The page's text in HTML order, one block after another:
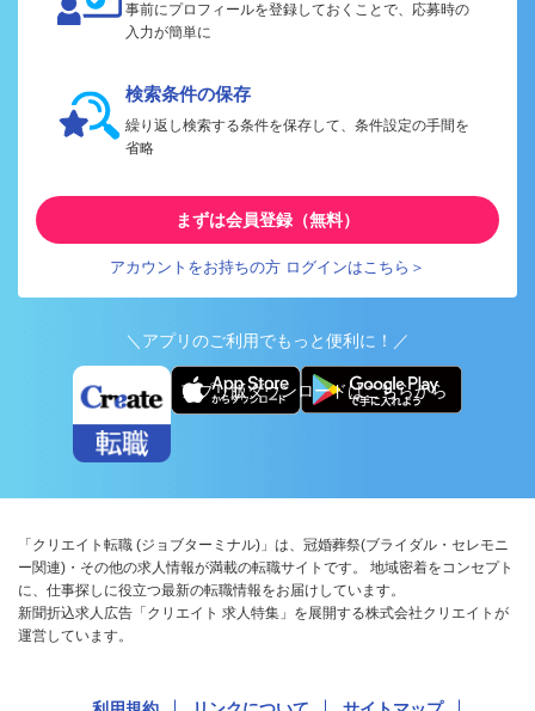
事前にプロフィールを登録しておくことで、応募時の
入力が簡単に
検索条件の保存
繰り返し検索する条件を保存して、条件設定の手間を
省略
まずは会員登録（無料）
アカウントをお持ちの方 ログインはこちら＞
＼アプリのご利用でもっと便利に！／
アプリ版ダウンロードはこちらから
「クリエイト転職 (ジョブターミナル)」は、冠婚葬祭(ブライダル・セレモニ
ー関連)・その他の求人情報が満載の転職サイトです。 地域密着をコンセプト
に、仕事探しに役立つ最新の転職情報をお届けしています。
新聞折込求人広告「クリエイト 求人特集」を展開する株式会社クリエイトが
運営しています。